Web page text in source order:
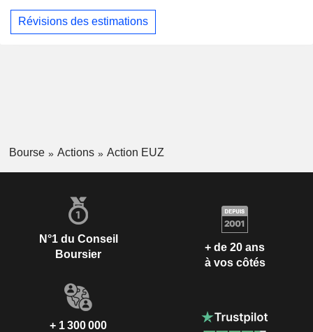
Révisions des estimations
Bourse Actions Action EUZ
N°1 du Conseil
Boursier
+ de 20 ans
à vos côtés
+ 1 300 000